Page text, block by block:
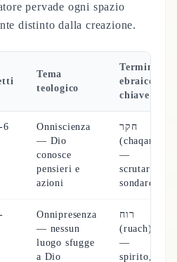
pervade ogni spazio
distinto dalla creazione.
Tema
teologico
Termine
ebraico
chiave
6
Onniscienza
— Dio
conosce
pensieri e
azioni
חקר
(chaqar)
—
scrutare,
sondare
Onnipresenza
— nessun
luogo sfugge
a Dio
רוח
(ruach)
—
spirito,